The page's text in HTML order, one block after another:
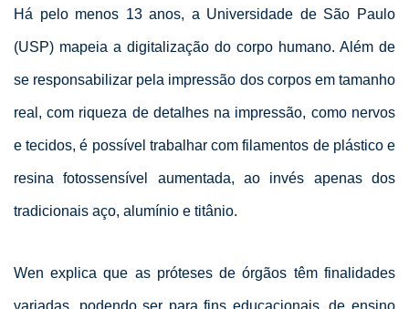
Há pelo menos 13 anos, a Universidade de São Paulo
(USP) mapeia a digitalização do corpo humano. Além de
se responsabilizar pela impressão dos corpos em tamanho
real, com riqueza de detalhes na impressão, como nervos
e tecidos, é possível trabalhar com filamentos de plástico e
resina fotossensível aumentada, ao invés apenas dos
tradicionais aço, alumínio e titânio.
Wen explica que as próteses de órgãos têm finalidades
variadas, podendo ser para fins educacionais, de ensino